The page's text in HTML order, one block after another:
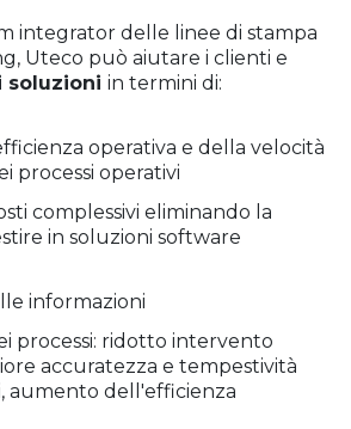
integrator delle linee di stampa
Uteco può aiutare i clienti e
soluzioni in termini di:
operativa e della velocità
processi operativi
complessivi eliminando la
in soluzioni software
informazioni
processi: ridotto intervento
accuratezza e tempestività
aumento dell'efficienza